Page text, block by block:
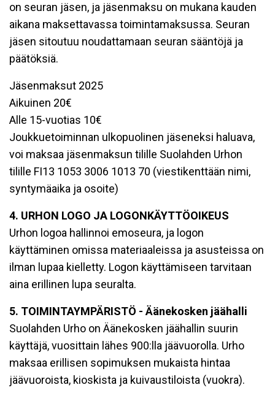
on seuran jäsen, ja jäsenmaksu on mukana kauden
aikana maksettavassa toimintamaksussa. Seuran
jäsen sitoutuu noudattamaan seuran sääntöjä ja
päätöksiä.
Jäsenmaksut 2025
Aikuinen 20€
Alle 15-vuotias 10€
Joukkuetoiminnan ulkopuolinen jäseneksi haluava,
voi maksaa jäsenmaksun tilille Suolahden Urhon
tilille FI13 1053 3006 1013 70 (viestikenttään nimi,
syntymäaika ja osoite)
4. URHON LOGO JA LOGONKÄYTTÖOIKEUS
Urhon logoa hallinnoi emoseura, ja logon
käyttäminen omissa materiaaleissa ja asusteissa on
ilman lupaa kielletty. Logon käyttämiseen tarvitaan
aina erillinen lupa seuralta.
5. TOIMINTAYMPÄRISTÖ - Äänekosken jäähalli
Suolahden Urho on Äänekosken jäähallin suurin
käyttäjä, vuosittain lähes 900:lla jäävuorolla. Urho
maksaa erillisen sopimuksen mukaista hintaa
jäävuoroista, kioskista ja kuivaustiloista (vuokra).